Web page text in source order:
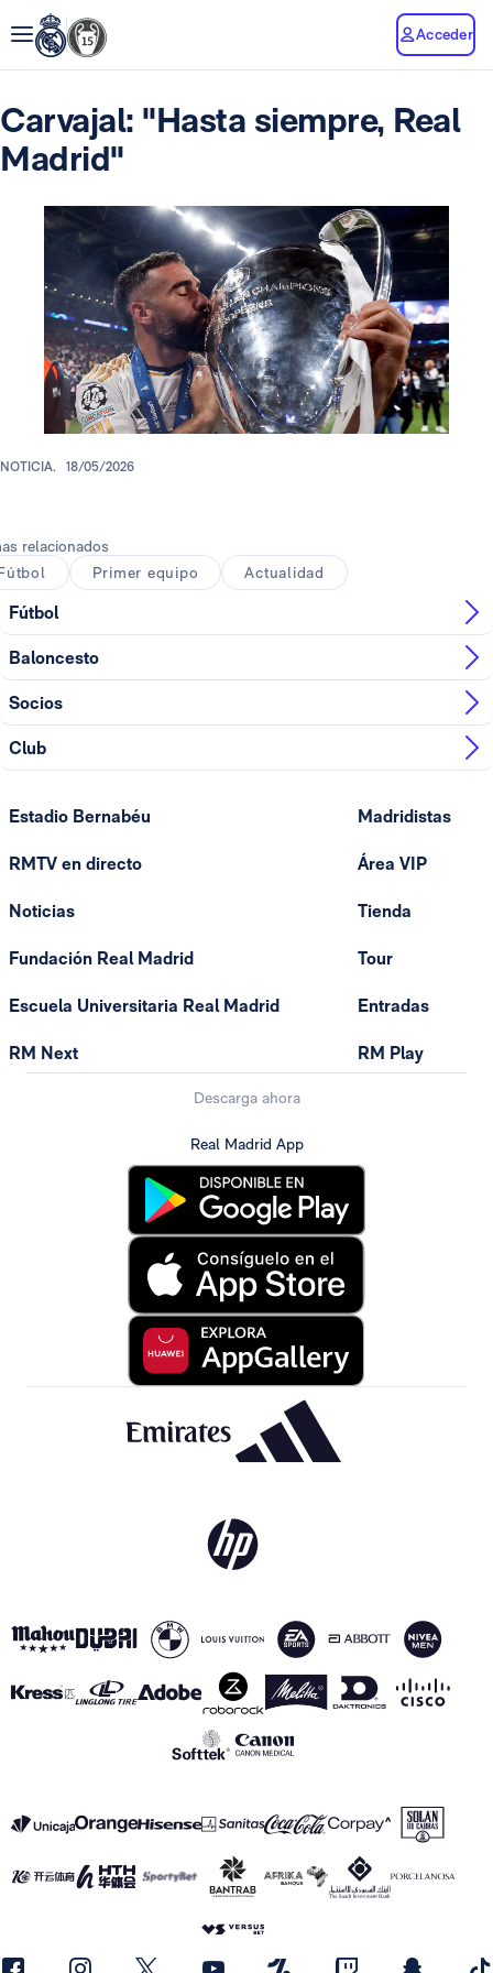
Acceder
Carvajal: "Hasta siempre, Real
Madrid"
NOTICIA. 18/05/2026
relacionados
Primer equipo Actualidad
Fútbol
Baloncesto
Socios
Club
Estadio Bernabéu
RMTV en directo
Noticias
Fundación Real Madrid
Escuela Universitaria Real Madrid
RM Next
Madridistas
Área VIP
Tienda
Tour
Entradas
RM Play
Descarga ahora
Real Madrid App